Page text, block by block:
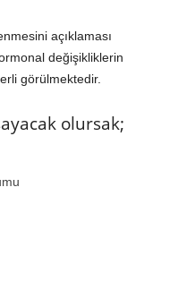
açıklaması
değişikliklerin
görülmektedir.
olursak;